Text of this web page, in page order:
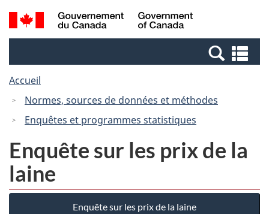
Passer
au
Passer
à
Canada
Recherche
et
et
Accueil
Normes, sources de données et méthodes
Enquêtes et programmes statistiques
Enquête sur les prix de la
laine
Enquête sur les prix de la laine